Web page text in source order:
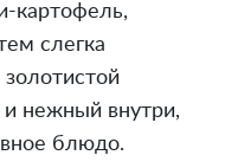
картофель,
слегка
и нежный внутри,
блюдо.